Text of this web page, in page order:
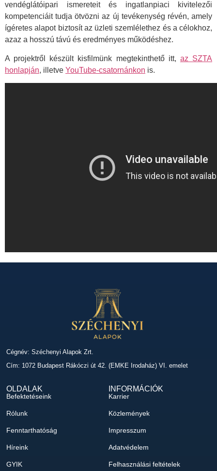
vendéglátóipari ismereteit és ingatlanpiaci kivitelezői
kompetenciáit tudja ötvözni az új tevékenység révén, amely
ígéretes alapot biztosít az üzleti szemlélethez és a célokhoz,
azaz a hosszú távú és eredményes működéshez.
A projektről készült kisfilmünk megtekinthető itt, az SZTA
honlapján, illetve YouTube-csatornánkon is.
Cégnév: Széchenyi Alapok Zrt.
Cím: 1072 Budapest Rákóczi út 42. (EMKE Irodaház) VI. emelet
OLDALAK
Befektetéseink
Rólunk
Fenntarthatóság
Híreink
GYIK
INFORMÁCIÓK
Karrier
Közlemények
Impresszum
Adatvédelem
Felhasználási feltételek